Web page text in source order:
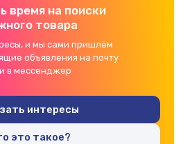
время на поиски
товара
и мы сами пришлём
объявления на почту
в мессенджер
интересы
это такое?